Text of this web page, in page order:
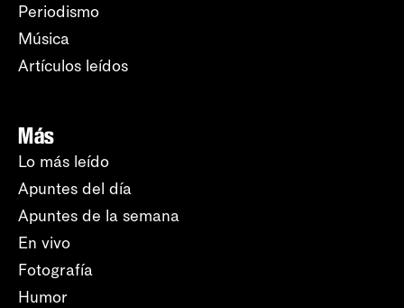
Periodismo
Música
Artículos leídos
Más
Lo más leído
Apuntes del día
Apuntes de la semana
En vivo
Fotografía
Humor